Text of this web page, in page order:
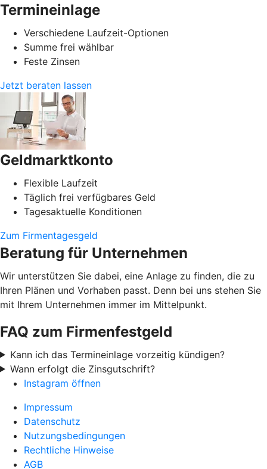
Termineinlage
Verschiedene Laufzeit-Optionen
Summe frei wählbar
Feste Zinsen
Jetzt beraten lassen
Geldmarktkonto
Flexible Laufzeit
Täglich frei verfügbares Geld
Tagesaktuelle Konditionen
Zum Firmentagesgeld
Beratung für Unternehmen
Wir unterstützen Sie dabei, eine Anlage zu finden, die zu
Ihren Plänen und Vorhaben passt. Denn bei uns stehen Sie
mit Ihrem Unternehmen immer im Mittelpunkt.
FAQ zum Firmenfestgeld
Kann ich das Termineinlage vorzeitig kündigen?
Wann erfolgt die Zinsgutschrift?
Instagram öffnen
Impressum
Datenschutz
Nutzungsbedingungen
Rechtliche Hinweise
AGB